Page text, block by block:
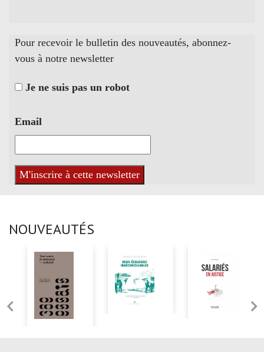
Pour recevoir le bulletin des nouveautés, abonnez-
vous à notre newsletter
Je ne suis pas un robot
Email
NOUVEAUTÉS